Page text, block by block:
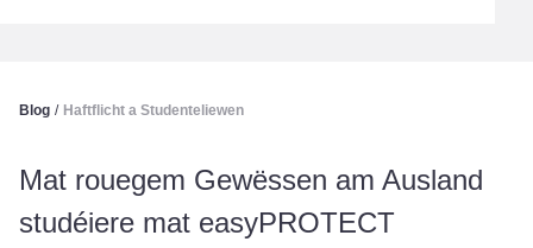
Blog / Haftflicht a Studenteliewen
Mat rouegem Gewëssen am Ausland
studéiere mat easyPROTECT